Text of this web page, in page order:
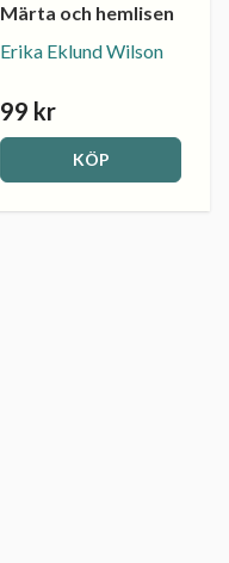
Märta och hemlisen
Erika Eklund Wilson
99 kr
KÖP